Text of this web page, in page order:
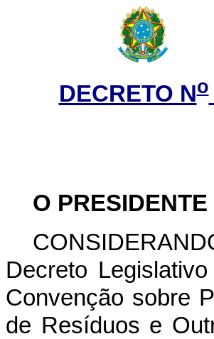
DECRETO No
O
Decreto
Convenção sobre
de Resíduos e